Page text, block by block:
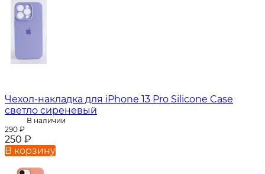
Чехол-накладка для iPhone 13 Pro Silicone Case
светло сиреневый
В наличии
290 ₽
250 ₽
В корзину